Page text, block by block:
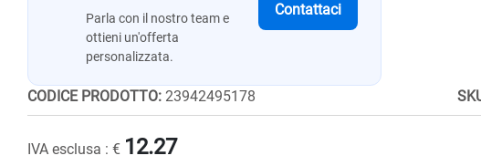
Parla con il nostro team e
ottieni un'offerta
personalizzata.
Contattaci
CODICE PRODOTTO: 23942495178
IVA esclusa : € 12.27